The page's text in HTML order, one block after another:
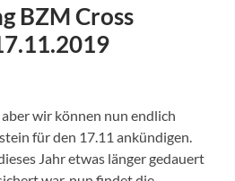
BZM Cross
wir können nun endlich
für den 17.11 ankündigen.
Jahr etwas länger gedauert